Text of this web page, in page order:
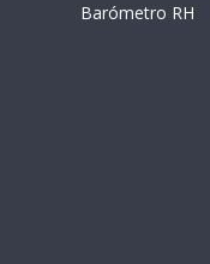
Barómetro RH